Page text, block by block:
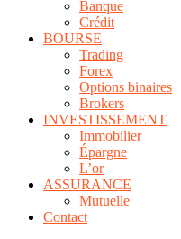
Banque
Crédit
BOURSE
Trading
Forex
Options binaires
Brokers
INVESTISSEMENT
Immobilier
Épargne
L’or
ASSURANCE
Mutuelle
Contact